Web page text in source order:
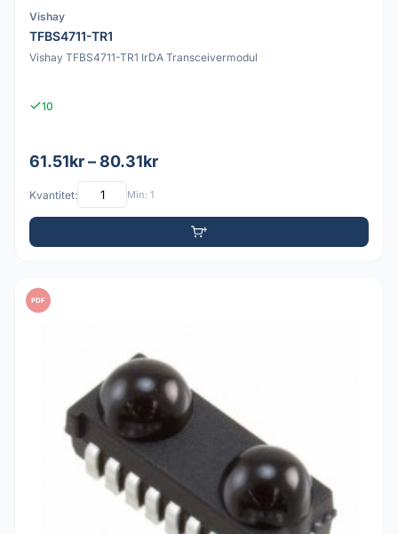
Vishay
TFBS4711-TR1
Vishay TFBS4711-TR1 IrDA Transceivermodul
10
61.51kr – 80.31kr
Kvantitet: Min: 1
PDF